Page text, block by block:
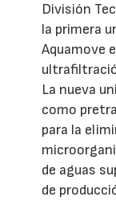
División
la primera
Aquamove
La nueva
como
para la
de aguas
de